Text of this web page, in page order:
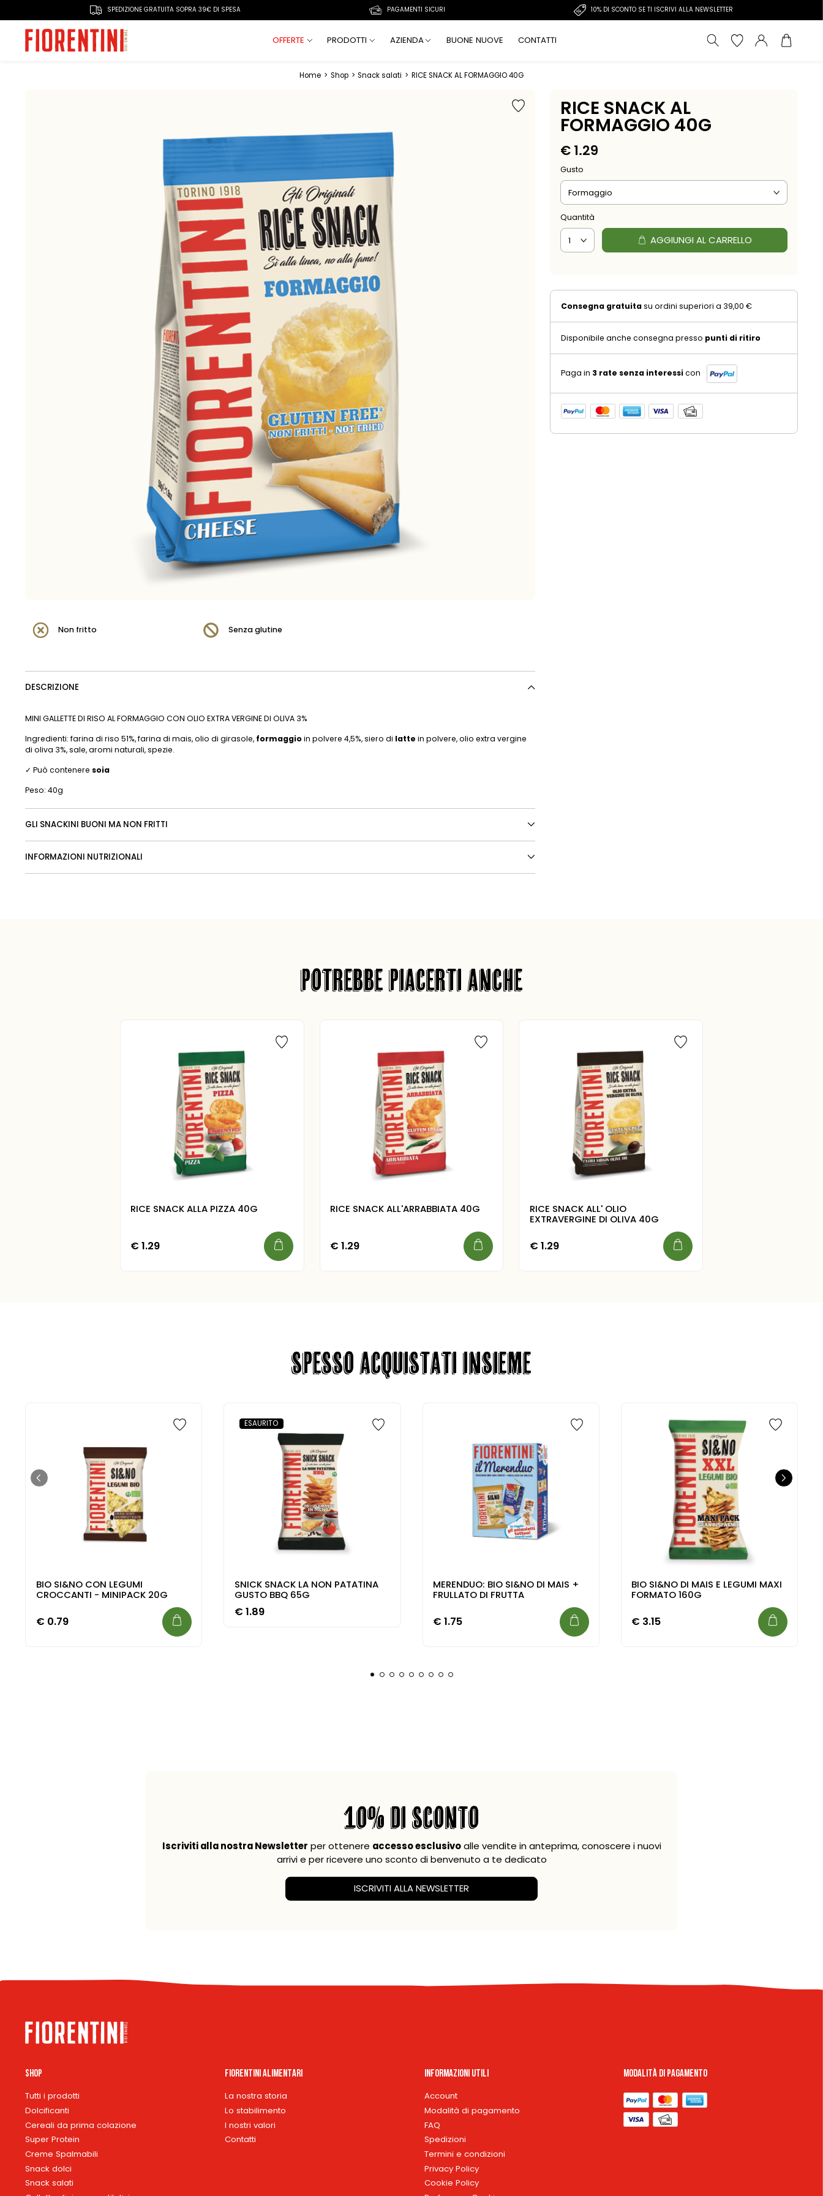
SPEDIZIONE GRATUITA SOPRA 39€ DI SPESA PAGAMENTI SICURI 10% DI SCONTO SE TI ISCRIVI ALLA NEWSLETTER
OFFERTE PRODOTTI AZIENDA BUONE NUOVE CONTATTI
Home > Shop > Snack salati > RICE SNACK AL FORMAGGIO 40G
RICE SNACK AL
FORMAGGIO 40G
€1.29
Gusto
Quantità
AGGIUNGI AL CARRELLO
Consegna gratuitasu ordini superiori a 39,00 €
Disponibile anche consegna presso punti di ritiro
Paga in 3 rate senza interessicon
Non fritto Senza glutine
DESCRIZIONE
MINI GALLETTE DI RISO AL FORMAGGIO CON OLIO EXTRA VERGINE DI OLIVA 3%
Ingredienti: farina di riso 51%, farina di mais, olio di girasole, formaggioin polvere 4,5%, siero di latte in polvere, olio extra vergine
di oliva 3%, sale, aromi naturali, spezie.
✓ Può conteneresoia
Peso: 40g
GLI SNACKINI BUONI MA NON FRITTI
INFORMAZIONI NUTRIZIONALI
POTREBBE PIACERTI ANCHE
RICE SNACK ALLA PIZZA 40G
€ 1.29
RICE SNACK ALL'ARRABBIATA 40G
€ 1.29
RICE SNACK ALL' OLIO
EXTRAVERGINE DI OLIVA 40G
€ 1.29
SPESSO ACQUISTATI INSIEME
BIO SI&NO CON LEGUMI
CROCCANTI - MINIPACK 20G
€ 0.79
ESAURITO
SNICK SNACK LA NON PATATINA
GUSTO BBQ 65G
€ 1.89
MERENDUO: BIO SI&NO DI MAIS +
FRULLATO DI FRUTTA
€ 1.75
BIO SI&NO DI MAIS E LEGUMI MAXI
FORMATO 160G
€ 3.15
10% DI SCONTO
Iscriviti alla nostra Newsletter per ottenere accesso esclusivoalle vendite in anteprima, conoscere i nuovi
arrivi e per ricevere uno sconto di benvenuto a te dedicato
ISCRIVITI ALLA NEWSLETTER
Shop
Tutti i prodotti
Dolcificanti
Cereali da prima colazione
Super Protein
Creme Spalmabili
Snack dolci
Snack salati
Fiorentini Alimentari
La nostra storia
Lo stabilimento
I nostri valori
Contatti
Informazioni Utili
Account
Modalità di pagamento
FAQ
Spedizioni
Termini e condizioni
Privacy Policy
Cookie Policy
Modalità di pagamento